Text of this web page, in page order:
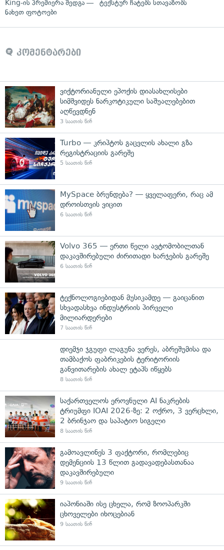
King-ის პრემიერა შედგა —
ნახეთ ფოტოები
ტექსტურ ჩატებს სთავაზობს
კომენტარები
ვიქტორიანული ეპოქის დიასახლისები
სიმშვიდეს ნარკოტიკული საშუალებებით
აღწევდნენ
3 საათის წინ
Turbo — კრიპტოს გაცვლის ახალი გზა
რეგისტრაციის გარეშე
5 საათის წინ
MySpace ბრუნდება? — ყველაფერი, რაც ამ
დროისთვის ვიცით
6 საათის წინ
Volvo 365 — ერთი წელი ავტომობილთან
დაკავშირებული ძირითადი ხარჯების გარეშე
6 საათის წინ
ტექნოლოგიებიდან მუსიკამდე — გაიცანით
სხვადასხვა ინდუსტრიის პირველი
მილიარდერები
7 საათის წინ
დიემჯი ჯგუფი ლაგუნა ვერეს, აბრეშუმისა და
თამბაქოს ფაბრიკების ტერიტორიის
განვითარების ახალ ეტაპს იწყებს
8 საათის წინ
საქართველოს ეროვნული AI ნაკრების
ტრიუმფი IOAI 2026-ზე: 2 ოქრო, 3 ვერცხლი,
2 ბრინჯაო და საპატიო სიგელი
8 საათის წინ
გამოავლინეს 3 ფაქტორი, რომლებიც
დემენციის 13 წლით გადავადებასთანაა
დაკავშირებული
9 საათის წინ
იაპონიაში ისე ცხელა, რომ ზოოპარკში
ცხოველები იხოცებიან
9 საათის წინ